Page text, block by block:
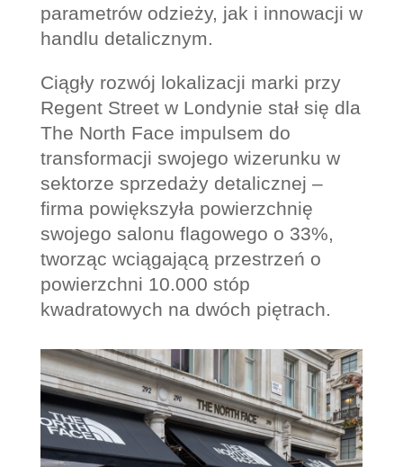
parametrów odzieży, jak i innowacji w
handlu detalicznym.
Ciągły rozwój lokalizacji marki przy
Regent Street w Londynie stał się dla
The North Face impulsem do
transformacji swojego wizerunku w
sektorze sprzedaży detalicznej –
firma powiększyła powierzchnię
swojego salonu flagowego o 33%,
tworząc wciągającą przestrzeń o
powierzchni 10.000 stóp
kwadratowych na dwóch piętrach.